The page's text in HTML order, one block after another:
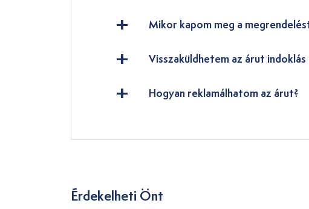
Mikor kapom meg a
Visszaküldhetem az árut indoklás
Hogyan reklamálhatom az árut?
Érdekelheti Önt